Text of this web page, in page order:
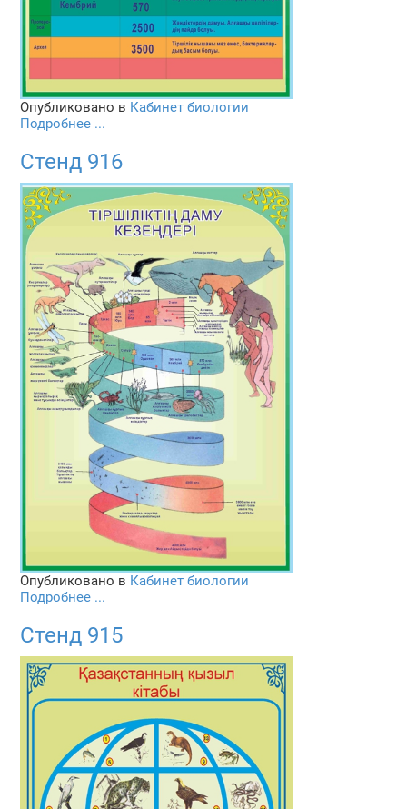
Опубликовано в Кабинет биологии
Подробнее ...
Стенд 916
Опубликовано в Кабинет биологии
Подробнее ...
Стенд 915